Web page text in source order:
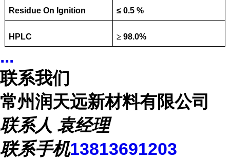
Residue On Ignition ≤ 0.5 %
HPLC ≥98.0%
...
联系我们
常州润天远新材料有限公司
联系人 袁经理
联系手机13813691203